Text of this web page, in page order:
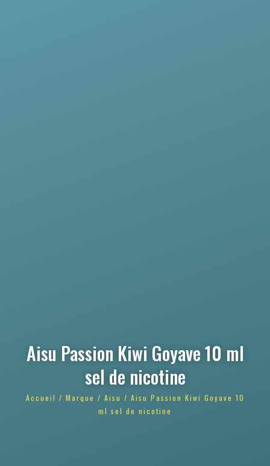
Aisu Passion Kiwi Goyave 10 ml
sel de nicotine
Accueil / Marque / Aisu / Aisu Passion Kiwi Goyave 10
ml sel de nicotine